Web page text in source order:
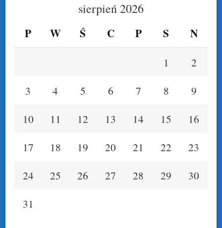
sierpień 2026
P W Ś C P S N
1
2
3
4 5 6 7 8
9
10
11 12 13 14 15
16
17
18 19 20 21 22
23
24
25 26 27 28 29
30
31